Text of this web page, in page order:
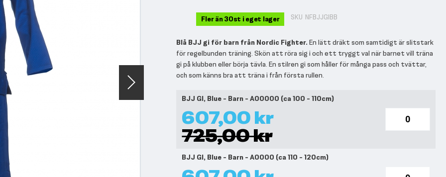
Fler än 30st i eget lager SKU NFBJJGIBB
Blå BJJ gi för barn från Nordic Fighter. En lätt dräkt som samtidigt är slitstark
för regelbunden träning. Skön att röra sig i och ett tryggt val när barnet vill träna
gi på klubben eller börja tävla. En stilren gi som håller för många pass och tvättar,
och som känns bra att träna i från första rullen.
Grupperade
produktartiklar
BJJ GI, Blue - Barn - A00000 (ca 100 - 110cm)
607,00 kr
725,00 kr
BJJ GI, Blue - Barn - A0000 (ca 110 - 120cm)